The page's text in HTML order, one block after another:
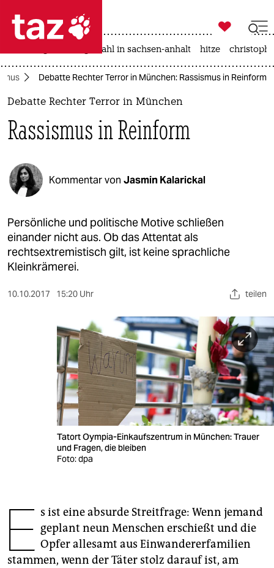
 taz zahl ich
taz zahl ich
politik
öko
gesellschaft
kultur
sport
wahrheit
veranstaltungen
fragen & hilfe
genossenschaft
epaper login

taz zahl ich
landtagswahl in sachsen-anhalt hitze
Debatte Rechter Terror in München: Rassismus in Reinform
Debatte Rechter Terror in München
Rassismus in Reinform
Kommentar von Jasmin Kalarickal
Persönliche und politische Motive schließen
einander nicht aus. Ob das Attentat als
rechtsextremistisch gilt, ist keine sprachliche
Kleinkrämerei.
10.10.2017 15:20 Uhr teilen
Tatort Oympia-Einkaufszentrum in München: Trauer
und Fragen, die bleiben
Foto: dpa
E s ist eine absurde Streitfrage: Wenn jemand
geplant neun Menschen erschießt und die
Opfer allesamt aus Einwandererfamilien
stammen, wenn der Täter stolz darauf ist, am